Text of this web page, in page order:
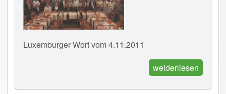
Luxemburger Wort vom 4.11.2011
weiderliesen